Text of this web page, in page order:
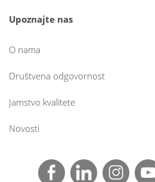
Upoznajte nas
O nama
Društvena odgovornost
Jamstvo kvalitete
Novosti